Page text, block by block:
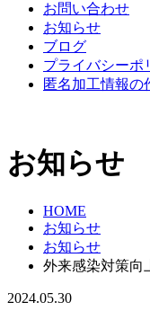
お問い合わせ
お知らせ
ブログ
プライバシーポ
匿名加工情報の
お知らせ
HOME
お知らせ
お知らせ
外来感染対策向
2024.05.30